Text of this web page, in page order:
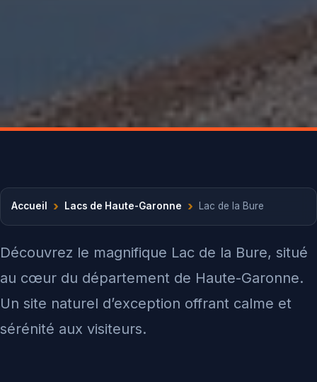
Accueil › Lacs de Haute-Garonne › Lac de la Bure
Découvrez le magnifique Lac de la Bure, situé
au cœur du département de Haute-Garonne.
Un site naturel d’exception offrant calme et
sérénité aux visiteurs.